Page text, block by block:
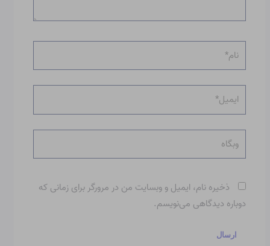
ایمیل*
وبگاه
ذخیره نام، ایمیل و وبسایت من در مرورگر برای زمانی که
دوباره دیدگاهی می‌نویسم.